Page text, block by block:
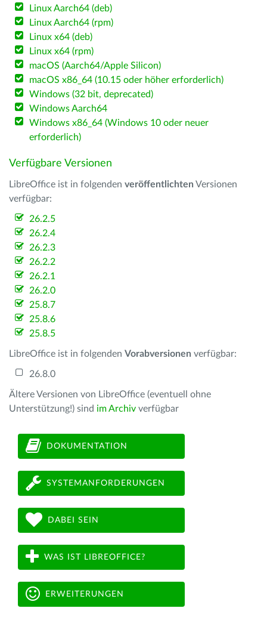
Linux Aarch64 (deb)
Linux Aarch64 (rpm)
Linux x64 (deb)
Linux x64 (rpm)
macOS (Aarch64/Apple Silicon)
macOS x86_64 (10.15 oder höher erforderlich)
Windows (32 bit, deprecated)
Windows Aarch64
Windows x86_64 (Windows 10 oder neuer
erforderlich)
Verfügbare Versionen
LibreOffice ist in folgenden veröffentlichten Versionen
verfügbar:
26.2.5
26.2.4
26.2.3
26.2.2
26.2.1
26.2.0
25.8.7
25.8.6
25.8.5
LibreOffice ist in folgenden Vorabversionen verfügbar:
26.8.0
Ältere Versionen von LibreOffice (eventuell ohne
Unterstützung!) sind im Archiv verfügbar
DOKUMENTATION
SYSTEMANFORDERUNGEN
DABEI SEIN
WAS IST LIBREOFFICE?
ERWEITERUNGEN